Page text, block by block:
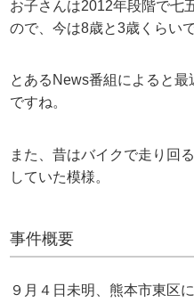
お子さんは2012年段階で七
ので、今は8歳と3歳くらい
とあるNews番組によると最
ですね。
また、昔はバイクで走り回
していた模様。
事件概要
９月４日未明、熊本市東区